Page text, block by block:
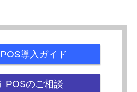
POS導入ガイド
POSのご相談